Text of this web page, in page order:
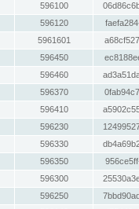
596100
596120
5961601
596450
596460
596370
596410
596230
596330
596350
596300
596250